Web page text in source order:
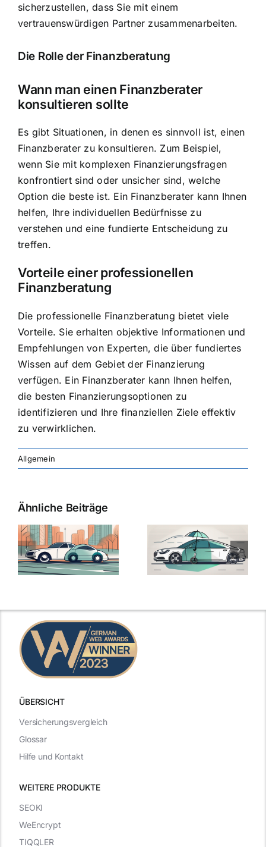
sicherzustellen, dass Sie mit einem
vertrauenswürdigen Partner zusammenarbeiten.
Die Rolle der Finanzberatung
Wann man einen Finanzberater
konsultieren sollte
Es gibt Situationen, in denen es sinnvoll ist, einen
Finanzberater zu konsultieren. Zum Beispiel,
wenn Sie mit komplexen Finanzierungsfragen
konfrontiert sind oder unsicher sind, welche
Option die beste ist. Ein Finanzberater kann Ihnen
helfen, Ihre individuellen Bedürfnisse zu
verstehen und eine fundierte Entscheidung zu
treffen.
Vorteile einer professionellen
Finanzberatung
Die professionelle Finanzberatung bietet viele
Vorteile. Sie erhalten objektive Informationen und
Empfehlungen von Experten, die über fundiertes
Wissen auf dem Gebiet der Finanzierung
verfügen. Ein Finanzberater kann Ihnen helfen,
die besten Finanzierungsoptionen zu
identifizieren und Ihre finanziellen Ziele effektiv
zu verwirklichen.
Allgemein
Ähnliche Beiträge
ÜBERSICHT
WEITERE PRODUKTE
Versicherungsvergleich
Glossar
Hilfe und Kontakt
SEOKI
WeEncrypt
TIQQLER